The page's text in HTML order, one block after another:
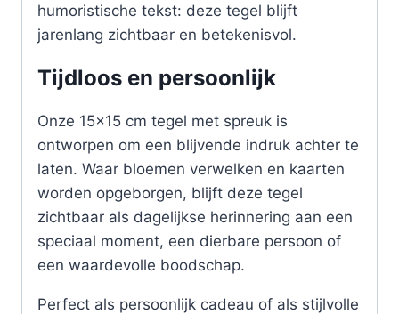
humoristische tekst: deze tegel blijft
jarenlang zichtbaar en betekenisvol.
Tijdloos en persoonlijk
Onze 15×15 cm tegel met spreuk is
ontworpen om een blijvende indruk achter te
laten. Waar bloemen verwelken en kaarten
worden opgeborgen, blijft deze tegel
zichtbaar als dagelijkse herinnering aan een
speciaal moment, een dierbare persoon of
een waardevolle boodschap.
Perfect als persoonlijk cadeau of als stijlvolle